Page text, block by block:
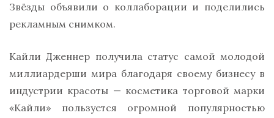
Звёзды объявили о коллаборации и поделились
рекламным снимком.
Кайли Дженнер получила статус самой молодой
миллиардерши мира благодаря своему бизнесу в
индустрии красоты — косметика торговой марки
«Кайли» пользуется огромной популярностью